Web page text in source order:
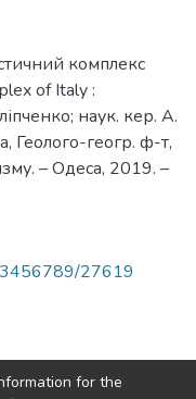
комплекс
of Italy :
наук. кер. А.
Геолого-геогр. ф-т,
– Одеса, 2019. –
27619
for the